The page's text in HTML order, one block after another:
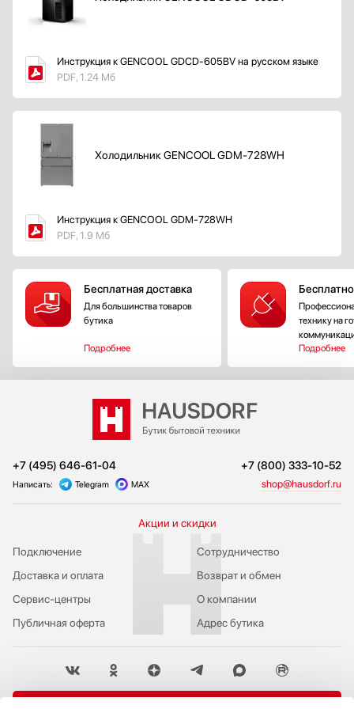
Инструкция к GENCOOL GDCD-605BV на русском языке
PDF, 1.24 Мб
Холодильник GENCOOL GDM-728WH
Инструкция к GENCOOL GDM-728WH
PDF, 1.9 Мб
Бесплатная доставка
Для большинства товаров
бутика
Подробнее
технику на
Подробнее
+7 (495) 646-61-04 +7 (800) 333-10-52
Написать: Telegram MAX shop@hausdorf.ru
Акции и скидки
Подключение
Публичная оферта
Сервис-центры
Доставка и оплата
Сотрудничество
Возврат и обмен
О компании
Адрес бутика